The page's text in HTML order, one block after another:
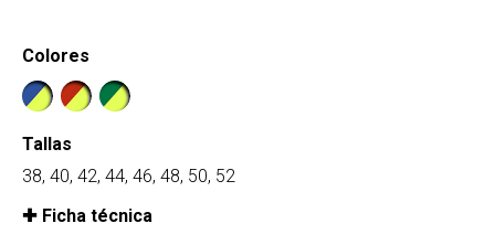
Colores
Tallas
38, 40, 42, 44, 46, 48, 50, 52
Ficha técnica